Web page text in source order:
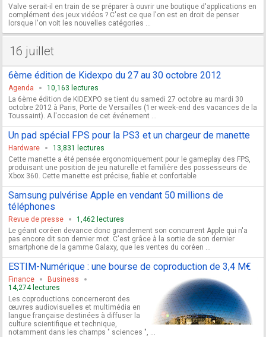
Valve serait-il en train de se préparer à ouvrir une boutique d'applications en
complément des jeux vidéos ? C'est ce que l'on est en droit de penser
lorsque l'on voit les nouvelles catégories ...
16 juillet
6ème édition de Kidexpo du 27 au 30 octobre 2012
Agenda
10,163 lectures
La 6ème édition de KIDEXPO se tient du samedi 27 octobre au mardi 30
octobre 2012 à Paris, Porte de Versailles (1er week‐end des vacances de la
Toussaint). A l'occasion de cet événement ...
Un pad spécial FPS pour la PS3 et un chargeur de manette
Hardware
13,831 lectures
Cette manette a été pensée ergonomiquement pour le gameplay des FPS,
produisant une position de jeu naturelle et familière des possesseurs de
Xbox 360. Cette manette est précise, fiable et confortable
Samsung pulvérise Apple en vendant 50 millions de
téléphones
Revue de presse
1,462 lectures
Le géant coréen devance donc grandement son concurrent Apple qui n'a
pas encore dit son dernier mot. C'est grâce à la sortie de son dernier
smartphone de la gamme Galaxy, que les ventes du coréen ...
ESTIM-Numérique : une bourse de coproduction de 3,4 M€
Finance
Business
14,274 lectures
Les coproductions concerneront des
œuvres audiovisuelles et multimédia en
langue française destinées à diffuser la
culture scientifique et technique,
notamment dans les champs " sciences ", ...